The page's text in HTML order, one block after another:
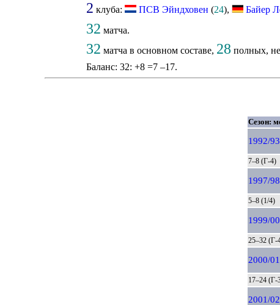
2 клуба: ПСВ Эйндховен (24), Байер
32 матча.
32 матча в основном составе, 28 полных,
Баланс: 32: +8 =7 –17.
Сезон:
1992/93
7–8 (Г-4)
1997/98
5–8 (1/4)
1999/00
25–32 (Г-
2000/01
17–24 (Г-
2001/02